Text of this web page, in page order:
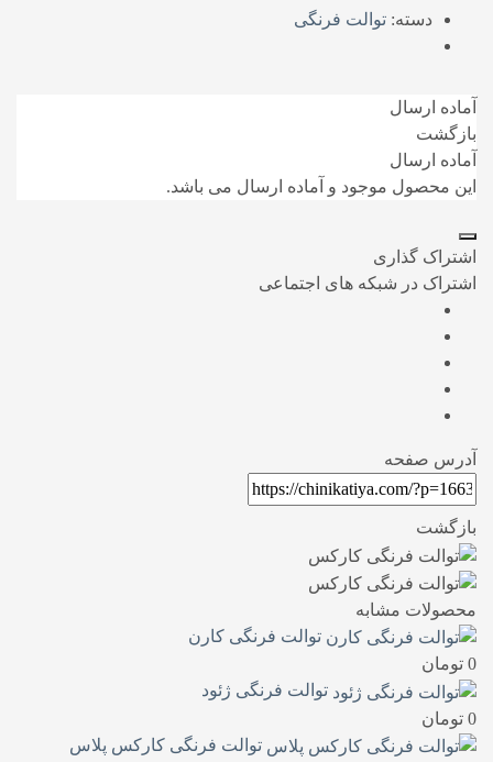
دسته: توالت فرنگی
آماده ارسال
بازگشت
آماده ارسال
این محصول موجود و آماده ارسال می باشد.
اشتراک گذاری
اشتراک در شبکه های اجتماعی
آدرس صفحه
بازگشت
محصولات مشابه
توالت فرنگی کارن
0 تومان
توالت فرنگی ژئود
0 تومان
توالت فرنگی کارکس پلاس